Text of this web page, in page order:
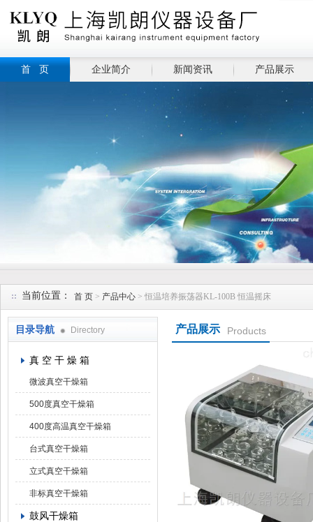
首 页 企业简介 新闻资讯 产品展示
当前位置： 首 页 > 产品中心 > 恒温培养振荡器KL-100B 恒温摇床
目录导航 Directory
真 空 干 燥 箱
微波真空干燥箱
500度真空干燥箱
400度高温真空干燥箱
台式真空干燥箱
立式真空干燥箱
非标真空干燥箱
鼓风干燥箱
产品展示 Products